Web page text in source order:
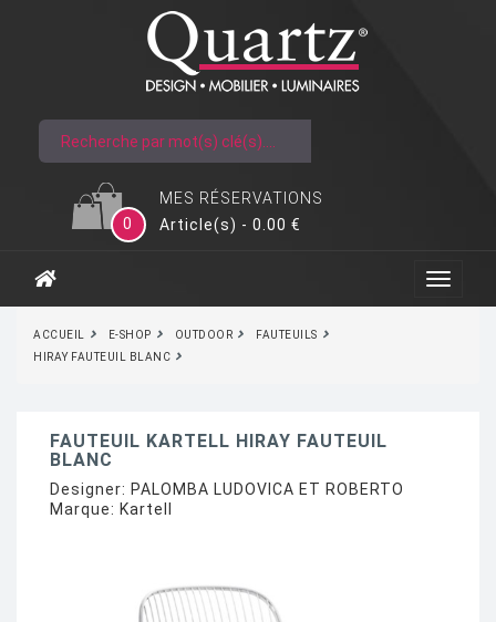
MES RÉSERVATIONS
0
Article(s) - 0.00 €
ACCUEIL E-SHOP OUTDOOR
FAUTEUILS
HIRAY FAUTEUIL BLANC
FAUTEUIL KARTELL HIRAY FAUTEUIL
BLANC
Designer: PALOMBA LUDOVICA ET ROBERTO
Marque: Kartell